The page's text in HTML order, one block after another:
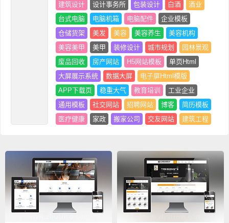
建筑设计
设计事务所 包装设计 白酒
酒业
台式电脑
电脑机箱 电脑配件
企业模板
仓储货架
美发 美容 美容养生
美容机构
美容美甲
美甲 装修设计 城市规划
园林景观
废品回收
房产网站 H5网站模板
单页Html
大屏展示系统
数据大屏
电子屏Html模版
APP下载页
稳重大气 教育培训
工业企业
通用模板
社交网站 招聘网站 博客
简历模板
医疗健康
家政 搬家公司 交友网站 建筑工程